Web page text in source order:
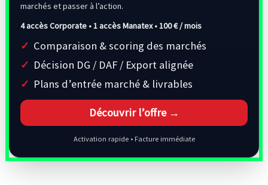
marchés et passer à l’action.
4 accès Corporate • 1 accès Manatex •100 € / mois
Comparaison & scoring des marchés
Décision DG / DAF / Export alignée
Plans d’entrée marché & livrables
Découvrir l’offre →
Activation rapide • Facture immédiate